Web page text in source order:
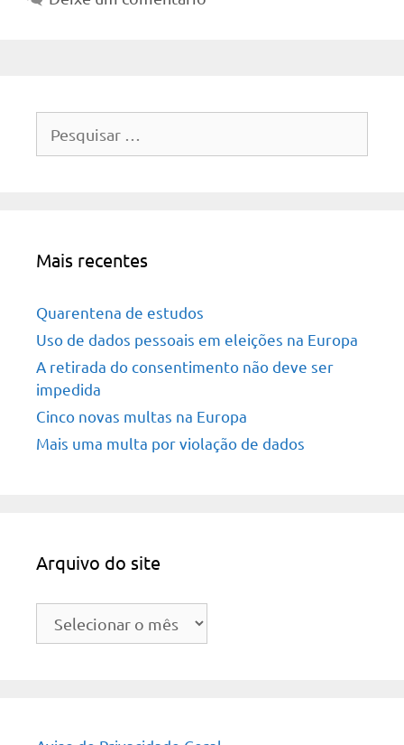
por:
Mais recentes
Quarentena de estudos
Uso de dados pessoais em eleições na Europa
A retirada do consentimento não deve ser
impedida
Cinco novas multas na Europa
Mais uma multa por violação de dados
Arquivo do site
Arquivo